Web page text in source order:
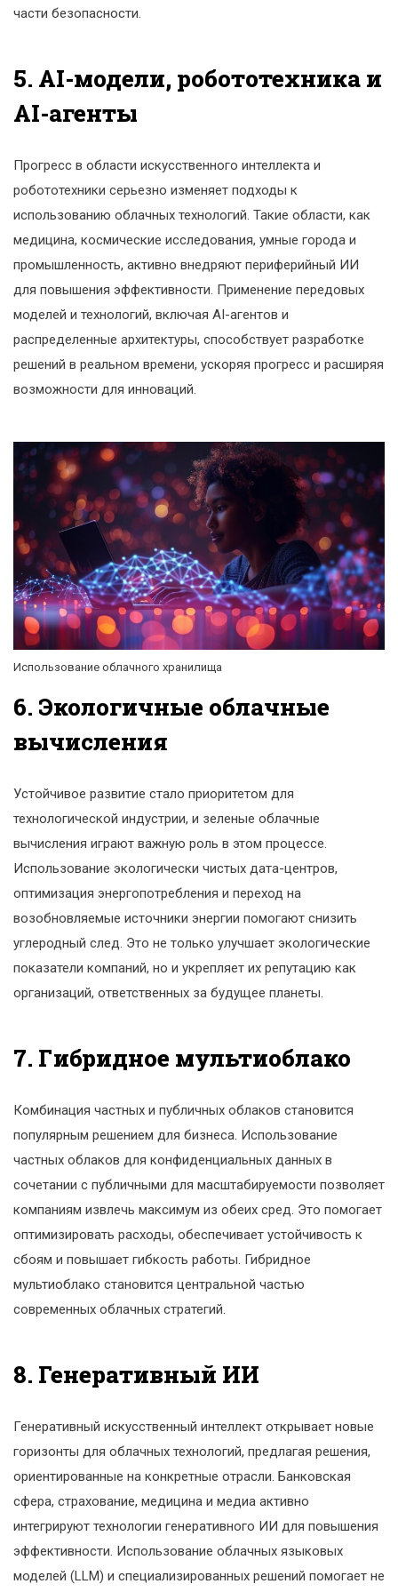
части безопасности.
5. AI-модели, робототехника и
AI-агенты
Прогресс в области искусственного интеллекта и
робототехники серьезно изменяет подходы к
использованию облачных технологий. Такие области, как
медицина, космические исследования, умные города и
промышленность, активно внедряют периферийный ИИ
для повышения эффективности. Применение передовых
моделей и технологий, включая AI-агентов и
распределенные архитектуры, способствует разработке
решений в реальном времени, ускоряя прогресс и расширяя
возможности для инноваций.
Использование облачного хранилища
6. Экологичные облачные
вычисления
Устойчивое развитие стало приоритетом для
технологической индустрии, и зеленые облачные
вычисления играют важную роль в этом процессе.
Использование экологически чистых дата-центров,
оптимизация энергопотребления и переход на
возобновляемые источники энергии помогают снизить
углеродный след. Это не только улучшает экологические
показатели компаний, но и укрепляет их репутацию как
организаций, ответственных за будущее планеты.
7. Гибридное мультиоблако
Комбинация частных и публичных облаков становится
популярным решением для бизнеса. Использование
частных облаков для конфиденциальных данных в
сочетании с публичными для масштабируемости позволяет
компаниям извлечь максимум из обеих сред. Это помогает
оптимизировать расходы, обеспечивает устойчивость к
сбоям и повышает гибкость работы. Гибридное
мультиоблако становится центральной частью
современных облачных стратегий.
8. Генеративный ИИ
Генеративный искусственный интеллект открывает новые
горизонты для облачных технологий, предлагая решения,
ориентированные на конкретные отрасли. Банковская
сфера, страхование, медицина и медиа активно
интегрируют технологии генеративного ИИ для повышения
эффективности. Использование облачных языковых
моделей (LLM) и специализированных решений помогает не